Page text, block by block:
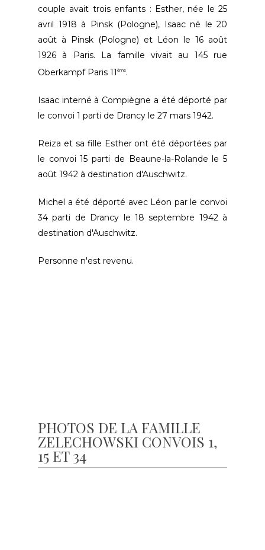
couple avait trois enfants : Esther, née le 25
avril 1918 à Pinsk (Pologne), Isaac né le 20
août à Pinsk (Pologne) et Léon le 16 août
1926 à Paris. La famille vivait au 145 rue
Oberkampf Paris 11 ème.
Isaac interné à Compiègne a été déporté par
le convoi 1 parti de Drancy le 27 mars 1942.
Reiza et sa fille Esther ont été déportées par
le convoi 15 parti de Beaune-la-Rolande le 5
août 1942 à destination d'Auschwitz.
Michel a été déporté avec Léon par le convoi
34 parti de Drancy le 18 septembre 1942 à
destination d'Auschwitz.
Personne n'est revenu.
PHOTOS DE LA FAMILLE
ZELECHOWSKI CONVOIS 1,
15 ET 34